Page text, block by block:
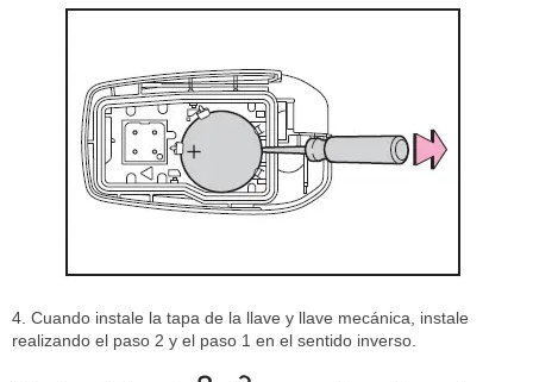
4. Cuando instale la tapa de la llave y llave mecánica, instale
realizando el paso 2 y el paso 1 en el sentido inverso.